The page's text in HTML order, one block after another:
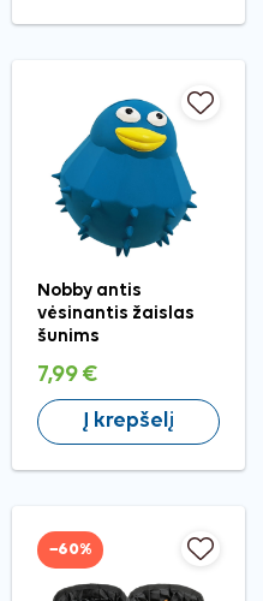
Nobby antis
vėsinantis žaislas
šunims
7,99 €
Į krepšelį
−60%